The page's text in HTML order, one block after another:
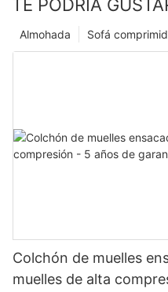
TE PODRÍA
Sofá
Almohada
Colchón de muelles
muelles de alta